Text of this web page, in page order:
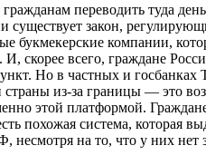
переводить туда
закон,
букмекерские компании,
скорее всего, граждане
Но в частных и госбанках
страны из-за границы — это
этой платформой.
похожая система, которая
несмотря на то, что у них нет